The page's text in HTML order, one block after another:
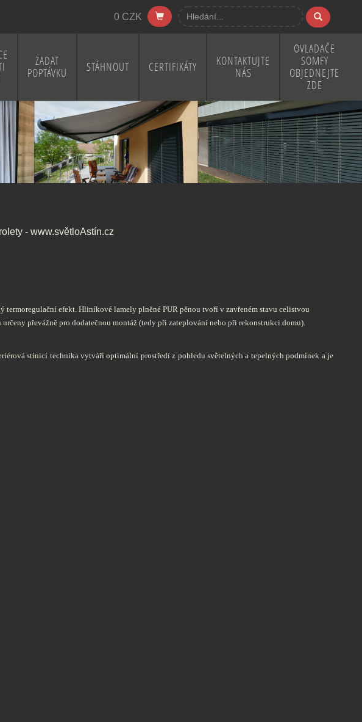
0 CZK
ZADAT
POPTÁVKU
STÁHNOUT CERTIFIKÁTY
KONTAKTUJTE
NÁS
OVLADAČE
SOMFY
OBJEDNEJTE
ZDE
- www.světloAstín.cz
efekt. Hliníkové lamely plněné PUR pěnou tvoří v zavřeném stavu celistvou
převážně pro dodatečnou montáž (tedy při zateplování nebo při rekonstrukci domu).
stínicí technika vytváří optimální prostředí z pohledu světelných a tepelných podmínek a je